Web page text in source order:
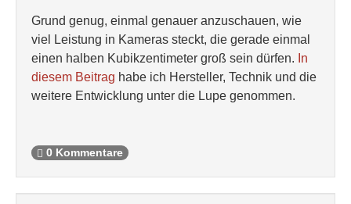
Grund genug, einmal genauer anzuschauen, wie
viel Leistung in Kameras steckt, die gerade einmal
einen halben Kubikzentimeter groß sein dürfen. In
diesem Beitrag habe ich Hersteller, Technik und die
weitere Entwicklung unter die Lupe genommen.
0 Kommentare